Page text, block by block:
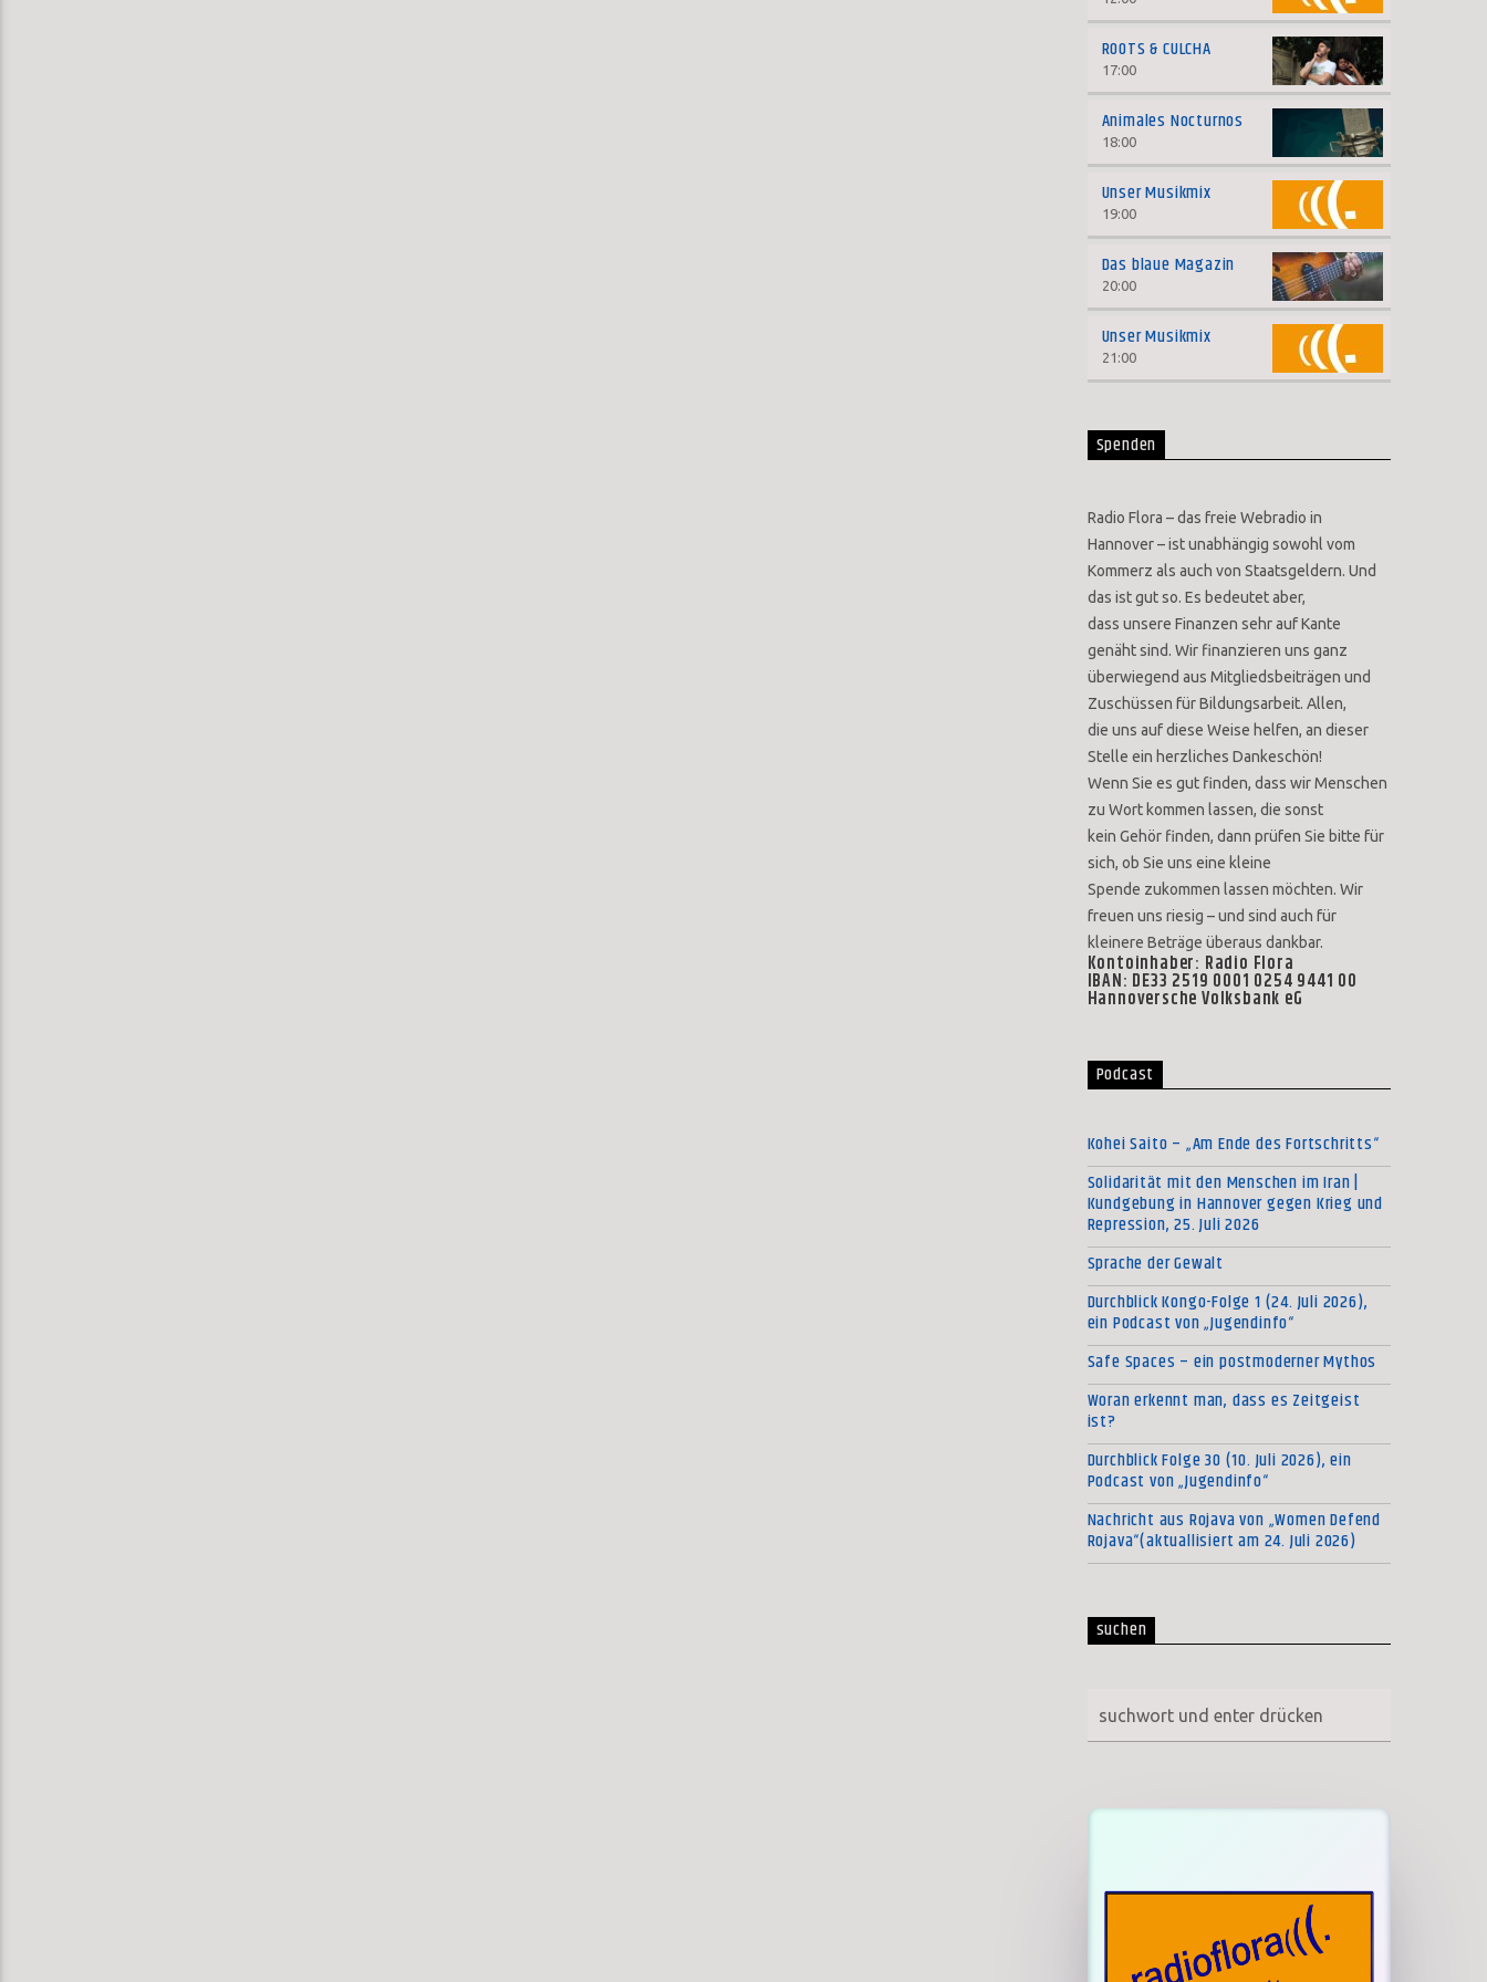
ROOTS & CULCHA
17:00
Animales Nocturnos
18:00
Unser Musikmix
19:00
Das blaue Magazin
20:00
Unser Musikmix
21:00
Spenden
Radio Flora – das freie Webradio in
Hannover – ist unabhängig sowohl vom
Kommerz als auch von Staatsgeldern. Und
das ist gut so. Es bedeutet aber,
dass unsere Finanzen sehr auf Kante
genäht sind. Wir finanzieren uns ganz
überwiegend aus Mitgliedsbeiträgen und
Zuschüssen für Bildungsarbeit. Allen,
die uns auf diese Weise helfen, an dieser
Stelle ein herzliches Dankeschön!
Wenn Sie es gut finden, dass wir Menschen
zu Wort kommen lassen, die sonst
kein Gehör finden, dann prüfen Sie bitte für
sich, ob Sie uns eine kleine
Spende zukommen lassen möchten. Wir
freuen uns riesig – und sind auch für
kleinere Beträge überaus dankbar.
Kontoinhaber: Radio Flora
IBAN: DE33 2519 0001 0254 9441 00
Hannoversche Volksbank eG
Podcast
Kohei Saito – „Am Ende des Fortschritts“
Solidarität mit den Menschen im Iran |
Kundgebung in Hannover gegen Krieg und
Repression, 25. Juli 2026
Sprache der Gewalt
Durchblick Kongo-Folge 1 (24. Juli 2026),
ein Podcast von „Jugendinfo“
Safe Spaces – ein postmoderner Mythos
Woran erkennt man, dass es Zeitgeist
ist?
Durchblick Folge 30 (10. Juli 2026), ein
Podcast von „Jugendinfo“
Nachricht aus Rojava von „Women Defend
Rojava“(aktuallisiert am 24. Juli 2026)
suchen